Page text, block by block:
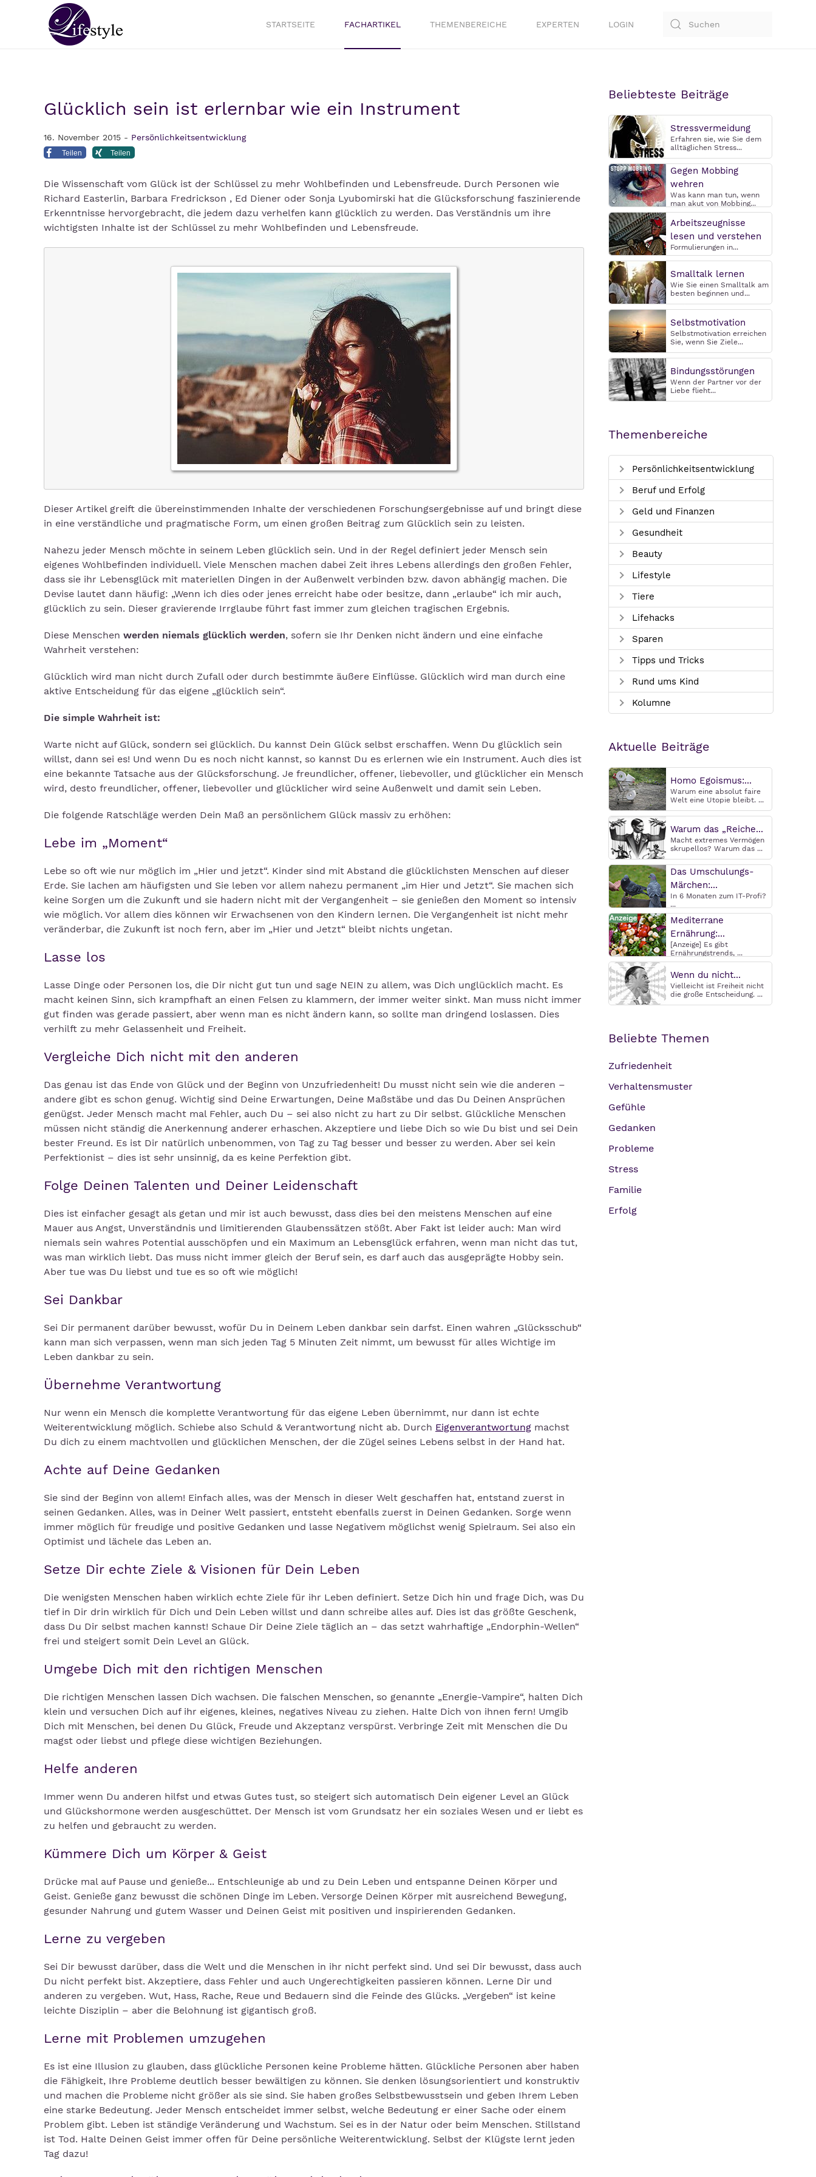
STARTSEITE FACHARTIKEL THEMENBEREICHE EXPERTEN LOGIN
Glücklich sein ist erlernbar wie ein Instrument
16. November 2015 - Persönlichkeitsentwicklung
Teilen Teilen
Die Wissenschaft vom Glück ist der Schlüssel zu mehr Wohlbefinden und Lebensfreude. Durch Personen wie
Richard Easterlin, Barbara Fredrickson , Ed Diener oder Sonja Lyubomirski hat die Glücksforschung faszinierende
Erkenntnisse hervorgebracht, die jedem dazu verhelfen kann glücklich zu werden. Das Verständnis um ihre
wichtigsten Inhalte ist der Schlüssel zu mehr Wohlbefinden und Lebensfreude.
Dieser Artikel greift die übereinstimmenden Inhalte der verschiedenen Forschungsergebnisse auf und bringt diese
in eine verständliche und pragmatische Form, um einen großen Beitrag zum Glücklich sein zu leisten.
Nahezu jeder Mensch möchte in seinem Leben glücklich sein. Und in der Regel definiert jeder Mensch sein
eigenes Wohlbefinden individuell. Viele Menschen machen dabei Zeit ihres Lebens allerdings den großen Fehler,
dass sie ihr Lebensglück mit materiellen Dingen in der Außenwelt verbinden bzw. davon abhängig machen. Die
Devise lautet dann häufig: „Wenn ich dies oder jenes erreicht habe oder besitze, dann „erlaube“ ich mir auch,
glücklich zu sein. Dieser gravierende Irrglaube führt fast immer zum gleichen tragischen Ergebnis.
Diese Menschen werden niemals glücklich werden, sofern sie Ihr Denken nicht ändern und eine einfache
Wahrheit verstehen:
Glücklich wird man nicht durch Zufall oder durch bestimmte äußere Einflüsse. Glücklich wird man durch eine
aktive Entscheidung für das eigene „glücklich sein“.
Die simple Wahrheit ist:
Warte nicht auf Glück, sondern sei glücklich. Du kannst Dein Glück selbst erschaffen. Wenn Du glücklich sein
willst, dann sei es! Und wenn Du es noch nicht kannst, so kannst Du es erlernen wie ein Instrument. Auch dies ist
eine bekannte Tatsache aus der Glücksforschung. Je freundlicher, offener, liebevoller, und glücklicher ein Mensch
wird, desto freundlicher, offener, liebevoller und glücklicher wird seine Außenwelt und damit sein Leben.
Die folgende Ratschläge werden Dein Maß an persönlichem Glück massiv zu erhöhen:
Lebe im „Moment“
Lebe so oft wie nur möglich im „Hier und jetzt“. Kinder sind mit Abstand die glücklichsten Menschen auf dieser
Erde. Sie lachen am häufigsten und Sie leben vor allem nahezu permanent „im Hier und Jetzt“. Sie machen sich
keine Sorgen um die Zukunft und sie hadern nicht mit der Vergangenheit – sie genießen den Moment so intensiv
wie möglich. Vor allem dies können wir Erwachsenen von den Kindern lernen. Die Vergangenheit ist nicht mehr
veränderbar, die Zukunft ist noch fern, aber im „Hier und Jetzt“ bleibt nichts ungetan.
Lasse los
Lasse Dinge oder Personen los, die Dir nicht gut tun und sage NEIN zu allem, was Dich unglücklich macht. Es
macht keinen Sinn, sich krampfhaft an einen Felsen zu klammern, der immer weiter sinkt. Man muss nicht immer
gut finden was gerade passiert, aber wenn man es nicht ändern kann, so sollte man dringend loslassen. Dies
verhilft zu mehr Gelassenheit und Freiheit.
Vergleiche Dich nicht mit den anderen
Das genau ist das Ende von Glück und der Beginn von Unzufriedenheit! Du musst nicht sein wie die anderen –
andere gibt es schon genug. Wichtig sind Deine Erwartungen, Deine Maßstäbe und das Du Deinen Ansprüchen
genügst. Jeder Mensch macht mal Fehler, auch Du – sei also nicht zu hart zu Dir selbst. Glückliche Menschen
müssen nicht ständig die Anerkennung anderer erhaschen. Akzeptiere und liebe Dich so wie Du bist und sei Dein
bester Freund. Es ist Dir natürlich unbenommen, von Tag zu Tag besser und besser zu werden. Aber sei kein
Perfektionist – dies ist sehr unsinnig, da es keine Perfektion gibt.
Folge Deinen Talenten und Deiner Leidenschaft
Dies ist einfacher gesagt als getan und mir ist auch bewusst, dass dies bei den meistens Menschen auf eine
Mauer aus Angst, Unverständnis und limitierenden Glaubenssätzen stößt. Aber Fakt ist leider auch: Man wird
niemals sein wahres Potential ausschöpfen und ein Maximum an Lebensglück erfahren, wenn man nicht das tut,
was man wirklich liebt. Das muss nicht immer gleich der Beruf sein, es darf auch das ausgeprägte Hobby sein.
Aber tue was Du liebst und tue es so oft wie möglich!
Sei Dankbar
Sei Dir permanent darüber bewusst, wofür Du in Deinem Leben dankbar sein darfst. Einen wahren „Glücksschub“
kann man sich verpassen, wenn man sich jeden Tag 5 Minuten Zeit nimmt, um bewusst für alles Wichtige im
Leben dankbar zu sein.
Übernehme Verantwortung
Nur wenn ein Mensch die komplette Verantwortung für das eigene Leben übernimmt, nur dann ist echte
Weiterentwicklung möglich. Schiebe also Schuld & Verantwortung nicht ab. Durch Eigenverantwortung machst
Du dich zu einem machtvollen und glücklichen Menschen, der die Zügel seines Lebens selbst in der Hand hat.
Achte auf Deine Gedanken
Sie sind der Beginn von allem! Einfach alles, was der Mensch in dieser Welt geschaffen hat, entstand zuerst in
seinen Gedanken. Alles, was in Deiner Welt passiert, entsteht ebenfalls zuerst in Deinen Gedanken. Sorge wenn
immer möglich für freudige und positive Gedanken und lasse Negativem möglichst wenig Spielraum. Sei also ein
Optimist und lächele das Leben an.
Setze Dir echte Ziele & Visionen für Dein Leben
Die wenigsten Menschen haben wirklich echte Ziele für ihr Leben definiert. Setze Dich hin und frage Dich, was Du
tief in Dir drin wirklich für Dich und Dein Leben willst und dann schreibe alles auf. Dies ist das größte Geschenk,
dass Du Dir selbst machen kannst! Schaue Dir Deine Ziele täglich an – das setzt wahrhaftige „Endorphin-Wellen“
frei und steigert somit Dein Level an Glück.
Umgebe Dich mit den richtigen Menschen
Die richtigen Menschen lassen Dich wachsen. Die falschen Menschen, so genannte „Energie-Vampire“, halten Dich
klein und versuchen Dich auf ihr eigenes, kleines, negatives Niveau zu ziehen. Halte Dich von ihnen fern! Umgib
Dich mit Menschen, bei denen Du Glück, Freude und Akzeptanz verspürst. Verbringe Zeit mit Menschen die Du
magst oder liebst und pflege diese wichtigen Beziehungen.
Helfe anderen
Immer wenn Du anderen hilfst und etwas Gutes tust, so steigert sich automatisch Dein eigener Level an Glück
und Glückshormone werden ausgeschüttet. Der Mensch ist vom Grundsatz her ein soziales Wesen und er liebt es
zu helfen und gebraucht zu werden.
Kümmere Dich um Körper & Geist
Drücke mal auf Pause und genieße... Entschleunige ab und zu Dein Leben und entspanne Deinen Körper und
Geist. Genieße ganz bewusst die schönen Dinge im Leben. Versorge Deinen Körper mit ausreichend Bewegung,
gesunder Nahrung und gutem Wasser und Deinen Geist mit positiven und inspirierenden Gedanken.
Lerne zu vergeben
Sei Dir bewusst darüber, dass die Welt und die Menschen in ihr nicht perfekt sind. Und sei Dir bewusst, dass auch
Du nicht perfekt bist. Akzeptiere, dass Fehler und auch Ungerechtigkeiten passieren können. Lerne Dir und
anderen zu vergeben. Wut, Hass, Rache, Reue und Bedauern sind die Feinde des Glücks. „Vergeben“ ist keine
leichte Disziplin – aber die Belohnung ist gigantisch groß.
Lerne mit Problemen umzugehen
Es ist eine Illusion zu glauben, dass glückliche Personen keine Probleme hätten. Glückliche Personen aber haben
die Fähigkeit, Ihre Probleme deutlich besser bewältigen zu können. Sie denken lösungsorientiert und konstruktiv
und machen die Probleme nicht größer als sie sind. Sie haben großes Selbstbewusstsein und geben Ihrem Leben
eine starke Bedeutung. Jeder Mensch entscheidet immer selbst, welche Bedeutung er einer Sache oder einem
Problem gibt. Leben ist ständige Veränderung und Wachstum. Sei es in der Natur oder beim Menschen. Stillstand
ist Tod. Halte Deinen Geist immer offen für Deine persönliche Weiterentwicklung. Selbst der Klügste lernt jeden
Tag dazu!
Beliebteste Beiträge
Stressvermeidung
Erfahren sie, wie Sie dem
alltäglichen Stress...
Gegen Mobbing
wehren
Was kann man tun, wenn
man akut von Mobbing...
Arbeitszeugnisse
lesen und verstehen
Formulierungen in...
Smalltalk lernen
Wie Sie einen Smalltalk am
besten beginnen und...
Selbstmotivation
Selbstmotivation erreichen
Sie, wenn Sie Ziele...
Bindungsstörungen
Wenn der Partner vor der
Liebe flieht...
Themenbereiche
Persönlichkeitsentwicklung
Beruf und Erfolg
Geld und Finanzen
Gesundheit
Beauty
Lifestyle
Tiere
Lifehacks
Sparen
Tipps und Tricks
Rund ums Kind
Kolumne
Aktuelle Beiträge
Homo Egoismus:...
Warum eine absolut faire
Welt eine Utopie bleibt. ...
Warum das „Reiche...
Macht extremes Vermögen
skrupellos? Warum das ...
Das Umschulungs-
Märchen:...
In 6 Monaten zum IT-Profi?
...
Mediterrane
Ernährung:...
[Anzeige] Es gibt
Ernährungstrends, ...
Wenn du nicht...
Vielleicht ist Freiheit nicht
die große Entscheidung. ...
Beliebte Themen
Zufriedenheit
Verhaltensmuster
Gefühle
Gedanken
Probleme
Stress
Familie
Erfolg